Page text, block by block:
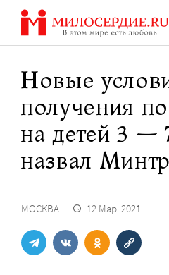
Перейти
содержанию
Новые
получения
на детей 3 —
назвал
МОСКВА 12 Мар. 2021